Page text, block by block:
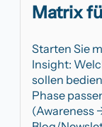
Matrix
Starten Sie
Insight:
sollen
Phase
(Awareness